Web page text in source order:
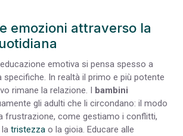
emozioni attraverso la
emotiva si pensa spesso a
In realtà il primo e più potente
rimane la relazione. I bambini
gli adulti che li circondano: il modo
frustrazione, come gestiamo i conflitti,
tristezza o la gioia. Educare alle